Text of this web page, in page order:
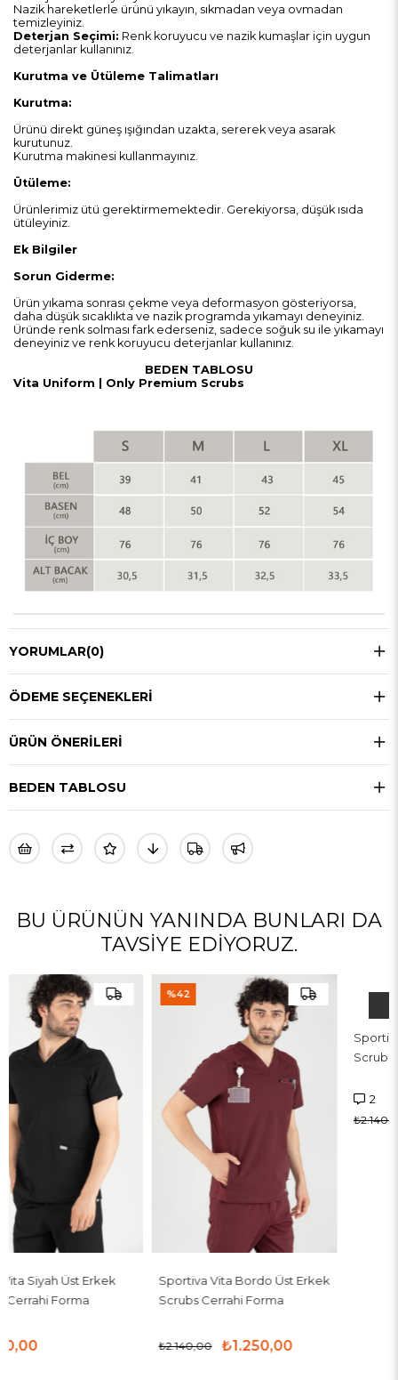
Nazik hareketlerle ürünü yıkayın, sıkmadan veya ovmadan
temizleyiniz.
Deterjan Seçimi: Renk koruyucu ve nazik kumaşlar için uygun
deterjanlar kullanınız.
Kurutma ve Ütüleme Talimatları
Kurutma:
Ürünü direkt güneş ışığından uzakta, sererek veya asarak
kurutunuz.
Kurutma makinesi kullanmayınız.
Ütüleme:
Ürünlerimiz ütü gerektirmemektedir. Gerekiyorsa, düşük ısıda
ütüleyiniz.
Ek Bilgiler
Sorun Giderme:
Ürün yıkama sonrası çekme veya deformasyon gösteriyorsa,
daha düşük sıcaklıkta ve nazik programda yıkamayı deneyiniz.
Üründe renk solması fark ederseniz, sadece soğuk su ile yıkamayı
deneyiniz ve renk koruyucu deterjanlar kullanınız.
BEDEN TABLOSU
Vita Uniform | Only Premium Scrubs
YORUMLAR(0)
ÖDEME SEÇENEKLERI
ÜRÜN ÖNERILERI
BEDEN TABLOSU
BU ÜRÜNÜN YANINDA BUNLARI DA
TAVSIYE EDIYORUZ.
Sportiva Vita Bordo Üst Erkek
Scrubs Cerrahi Forma
₺1.250,00
₺2.140,00
%42
TÜKENDI
Sportiva Vita Siyah Üst Erkek
Scrubs Cerrahi Forma
₺1.250,00